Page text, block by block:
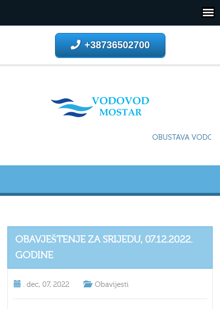
+38736502700
OBUSTAVA
OBAVJEŠTENJE ZA SRIJEDU, 07.12.2022.
GODINE
. dec, 07, 2022 Obavijesti